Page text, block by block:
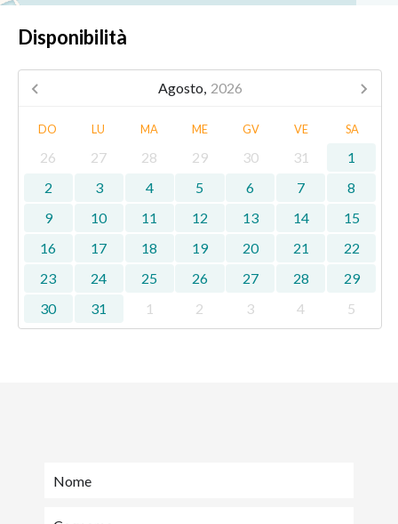
Disponibilità
Agosto, 2026
DO LU MA ME GV VE SA
26 27 28 29 30 31
1
2
3 4 5 6 7
8
9
10 11 12 13 14
15
16
17 18 19 20 21
22
23
24 25 26 27 28
29
30
31 1 2 3 4 5